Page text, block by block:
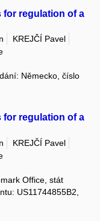
for regulation of a
KREJČÍ Pavel
Německo, číslo
for regulation of a
KREJČÍ Pavel
Office, stát
US11744855B2,